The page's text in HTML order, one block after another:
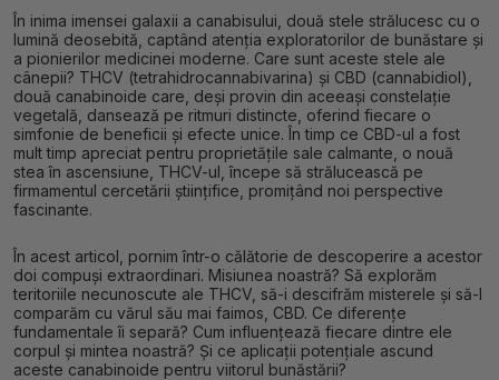
În inima imensei galaxii a canabisului, două stele strălucesc cu o
lumină deosebită, captând atenția exploratorilor de bunăstare și
a pionierilor medicinei moderne. Care sunt aceste stele ale
cânepii? THCV (tetrahidrocannabivarina) și CBD (cannabidiol),
două canabinoide care, deși provin din aceeași constelație
vegetală, dansează pe ritmuri distincte, oferind fiecare o
simfonie de beneficii și efecte unice. În timp ce CBD-ul a fost
mult timp apreciat pentru proprietățile sale calmante, o nouă
stea în ascensiune, THCV-ul, începe să strălucească pe
firmamentul cercetării științifice, promițând noi perspective
fascinante.
În acest articol, pornim într-o călătorie de descoperire a acestor
doi compuși extraordinari. Misiunea noastră? Să explorăm
teritoriile necunoscute ale THCV, să-i descifrăm misterele și să-l
comparăm cu vărul său mai faimos, CBD. Ce diferențe
fundamentale îi separă? Cum influențează fiecare dintre ele
corpul și mintea noastră? Și ce aplicații potențiale ascund
aceste canabinoide pentru viitorul bunăstării?